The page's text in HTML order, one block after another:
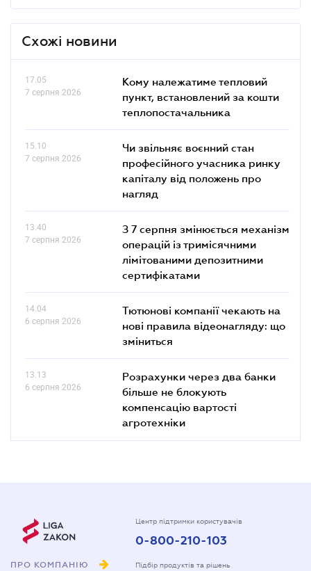
Схожі новини
17.05
7 серпня 2026
Кому належатиме тепловий
пункт, встановлений за кошти
теплопостачальника
15.10
7 серпня 2026
Чи звільняє воєнний стан
професійного учасника ринку
капіталу від положень про
нагляд
13.40
7 серпня 2026
З 7 серпня змінюється механізм
операцій із тримісячними
лімітованими депозитними
сертифікатами
14.04
6 серпня 2026
Тютюнові компанії чекають на
нові правила відеонагляду: що
зміниться
13.13
6 серпня 2026
Розрахунки через два банки
більше не блокують
компенсацію вартості
агротехніки
ПРО КОМПАНІЮ
Центр підтримки користувачів
0-800-210-103
Підбір продуктів та рішень